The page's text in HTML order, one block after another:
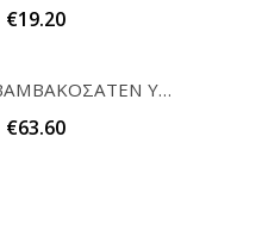
€19.20
ΣΕΤ ΒΑΜΒΑΚΟΣΑΤΕΝ ΥΠΕΡΔΙΠΛΑ ΣΕΝΤΟΝΙΑ EVERBLOOM NIMA HOME
€63.60